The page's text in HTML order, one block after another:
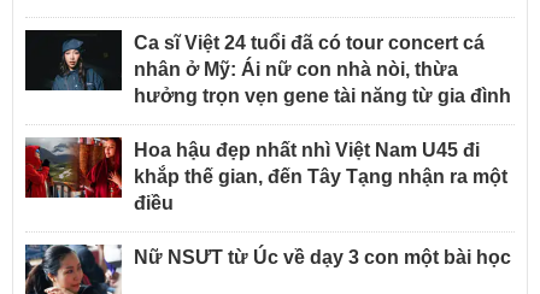
Ca sĩ Việt 24 tuổi đã có tour concert cá
nhân ở Mỹ: Ái nữ con nhà nòi, thừa
hưởng trọn vẹn gene tài năng từ gia đình
Hoa hậu đẹp nhất nhì Việt Nam U45 đi
khắp thế gian, đến Tây Tạng nhận ra một
điều
Nữ NSƯT từ Úc về dạy 3 con một bài học